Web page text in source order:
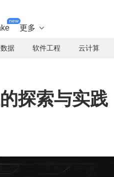
new
更多 
据 软件工程 云计算
探索与实践